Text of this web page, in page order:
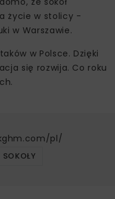
życie w stolicy -
w Warszawie.
w Polsce. Dzięki
się rozwija. Co roku
kghm.com/pl/
SOKOŁY